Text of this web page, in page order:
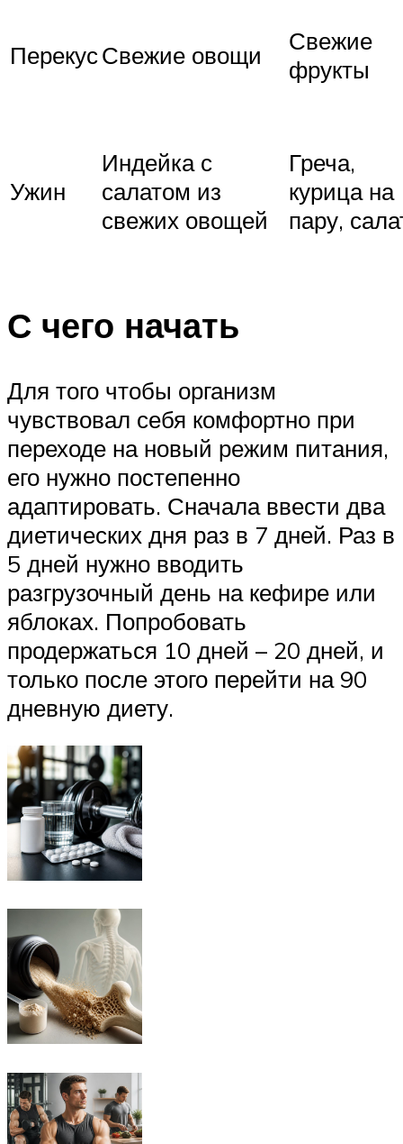
ПерекусСвежие овощи
Свежие
фрукты
Ужин
Индейка с
салатом из
свежих овощей
Греча,
курица на
пару,
С чего начать
Для того чтобы организм
чувствовал себя комфортно при
переходе на новый режим питания,
его нужно постепенно
адаптировать. Сначала ввести два
диетических дня раз в 7 дней. Раз в
5 дней нужно вводить
разгрузочный день на кефире или
яблоках. Попробовать
продержаться 10 дней – 20 дней, и
только после этого перейти на 90
дневную диету.